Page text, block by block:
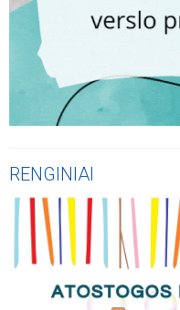
RENGINIAI